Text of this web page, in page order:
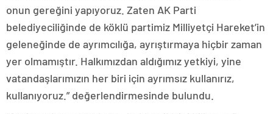
onun gereğini yapıyoruz. Zaten AK Parti
belediyeciliğinde de köklü partimiz Milliyetçi Hareket’in
geleneğinde de ayrımcılığa, ayrıştırmaya hiçbir zaman
yer olmamıştır. Halkımızdan aldığımız yetkiyi, yine
vatandaşlarımızın her biri için ayrımsız kullanırız,
kullanıyoruz.” değerlendirmesinde bulundu.